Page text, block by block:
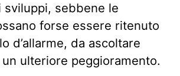
sviluppi, sebbene le
forse essere ritenuto
d’allarme, da ascoltare
ulteriore peggioramento.